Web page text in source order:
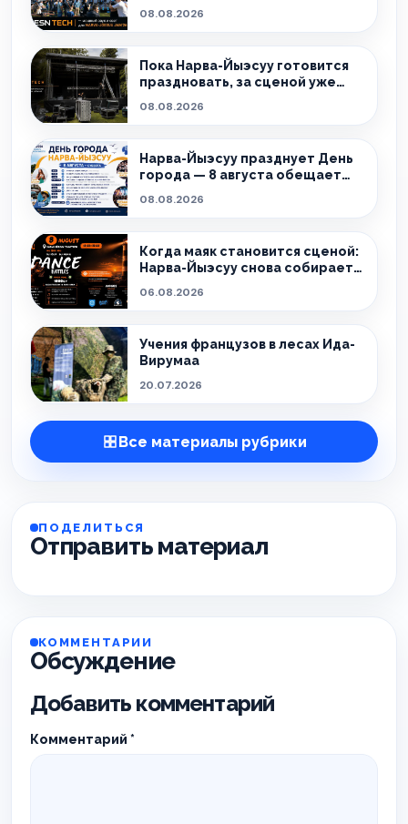
08.08.2026
Пока Нарва-Йыэсуу готовится
праздновать, за сценой уже
08.08.2026
Нарва-Йыэсуу празднует День
города — 8 августа обещает
08.08.2026
Когда маяк становится сценой:
Нарва-Йыэсуу снова собирает
06.08.2026
Учения французов в лесах Ида-
Вирумаа
20.07.2026
Все материалы рубрики
ПОДЕЛИТЬСЯ
Отправить материал
КОММЕНТАРИИ
Обсуждение
Добавить комментарий
Комментарий *